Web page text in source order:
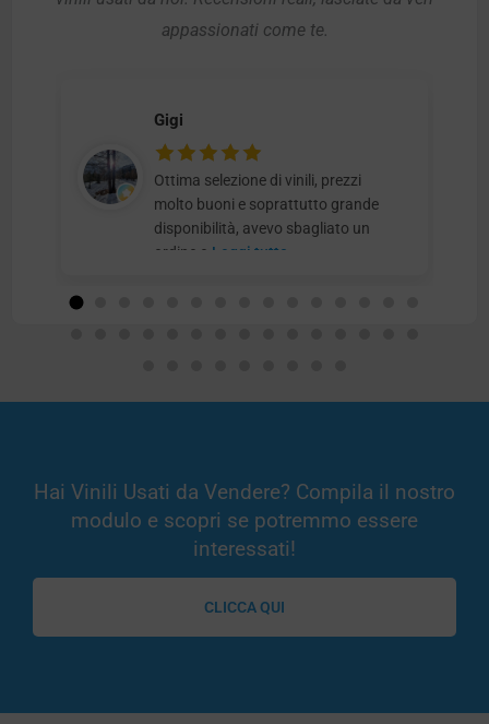
appassionati come te.
Gigi
Ottima selezione di vinili, prezzi
molto buoni e soprattutto grande
disponibilità, avevo sbagliato un
ordine e Leggi tutto
Hai Vinili Usati da Vendere? Compila il nostro
modulo e scopri se potremmo essere
interessati!
CLICCA QUI